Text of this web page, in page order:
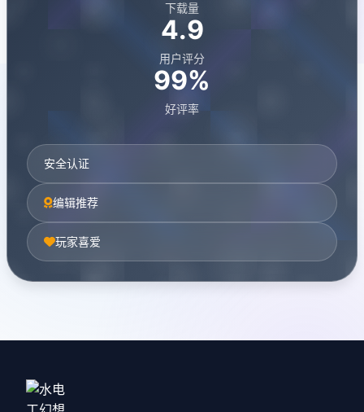
下载量
4.9
用户评分
99%
好评率
安全认证
编辑推荐
玩家喜爱